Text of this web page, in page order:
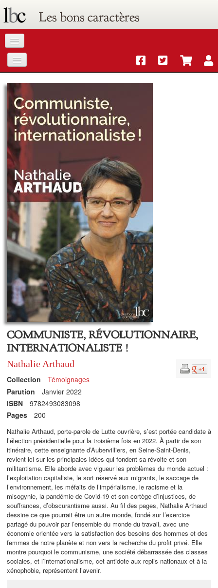
Les bons caractères
Accueil
Catalogue
Agenda
Commandes
Livres électroniques gratuits
Lettre d'information
Contact
COMMUNISTE, RÉVOLUTIONNAIRE,
INTERNATIONALISTE !
Nathalie Arthaud
Collection
Témoignages
Parution
Janvier 2022
ISBN
9782493083098
Pages
200
Nathalie Arthaud, porte-parole de Lutte ouvrière, s’est portée candidate à
l’élection présidentielle pour la troisième fois en 2022. À partir de son
itinéraire, cette enseignante d’Aubervilliers, en Seine-Saint-Denis,
revient ici sur les principales idées qui fondent sa révolte et son
militantisme. Elle aborde avec vigueur les problèmes du monde actuel :
l’exploitation capitaliste, le sort réservé aux migrants, le saccage de
l’environnement, les méfaits de l’impérialisme, le racisme et la
misogynie, la pandémie de Covid-19 et son cortège d’injustices, de
souffrances, d’obscurantisme aussi. Au fil des pages, Nathalie Arthaud
dessine ce que pourrait être un autre monde, fondé sur l’exercice
partagé du pouvoir par l’ensemble du monde du travail, avec une
économie orientée vers la satisfaction des besoins des hommes et des
femmes de notre planète et non vers la recherche du profit privé. Elle
montre pourquoi le communisme, une société débarrassée des classes
sociales, et l’internationalisme, cet antidote aux replis nationaux et à la
xénophobie, représentent l’avenir.